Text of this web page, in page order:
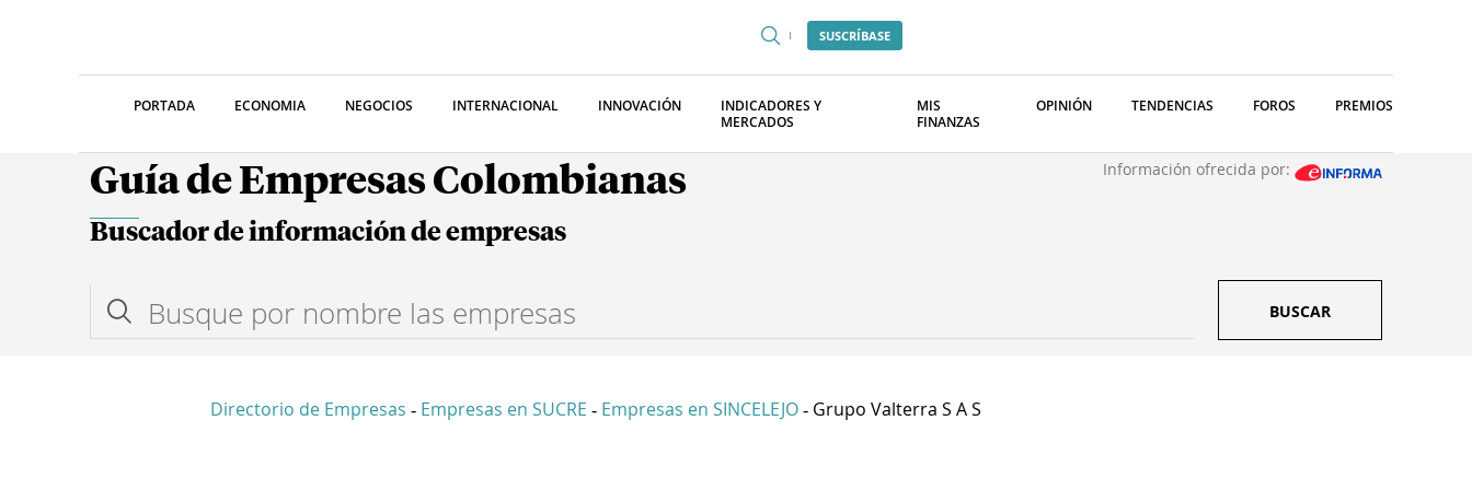
SUSCRÍBASE
PORTADA ECONOMIA NEGOCIOS INTERNACIONAL INNOVACIÓN
INDICADORES Y
MERCADOS
MIS
FINANZAS
OPINIÓN TENDENCIAS FOROS PREMIOS
Guía de Empresas Colombianas Información ofrecida por:
Buscador de información de empresas
BUSCAR
Directorio de Empresas - Empresas en SUCRE - Empresas en SINCELEJO - Grupo Valterra S A S